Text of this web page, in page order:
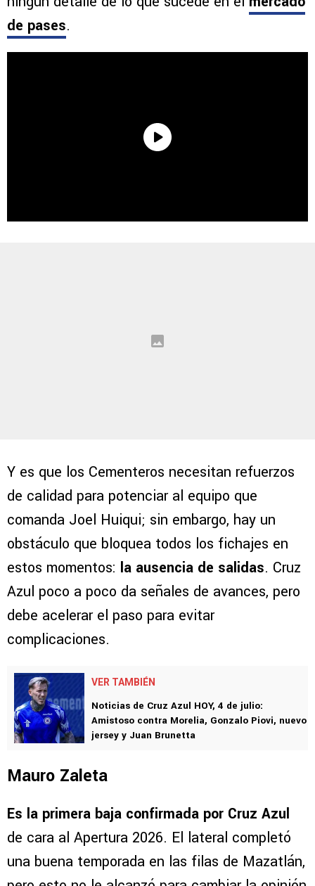
de pases.
Y es que los Cementeros necesitan refuerzos
de calidad para potenciar al equipo que
comanda Joel Huiqui; sin embargo, hay un
obstáculo que bloquea todos los fichajes en
estos momentos: la ausencia de salidas. Cruz
Azul poco a poco da señales de avances, pero
debe acelerar el paso para evitar
complicaciones.
VER TAMBIÉN
Noticias de Cruz Azul HOY, 4 de julio:
Amistoso contra Morelia, Gonzalo Piovi, nuevo
jersey y Juan Brunetta
Mauro Zaleta
Es la primera baja confirmada por Cruz Azul
de cara al Apertura 2026. El lateral completó
una buena temporada en las filas de Mazatlán,